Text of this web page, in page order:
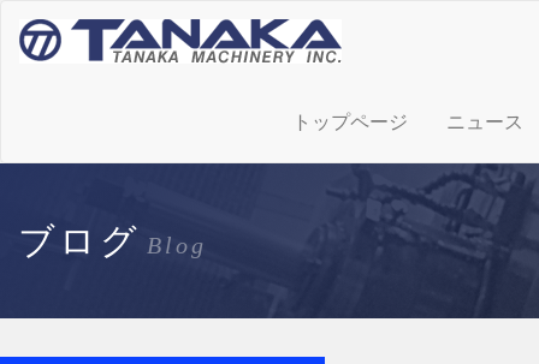
トップページ ニュース
ブログ Blog